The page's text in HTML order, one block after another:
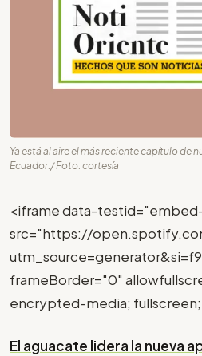
Ya está al aire el más reciente capítulo de
Ecuador./ Foto: cortesía
<iframe data-
src="https://
frameBorder="0"
encrypted-media;
El aguacate lidera la nueva